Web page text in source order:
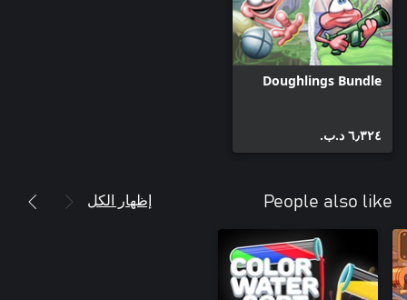
Doughlings Bundle
٦٫٣٢٤ د.ب.‏
People also like إظهار الكل